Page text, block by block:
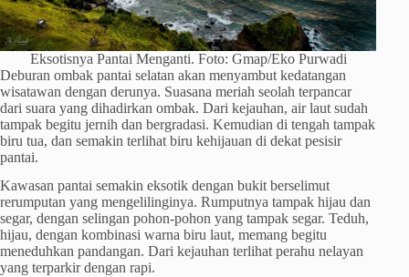
Eksotisnya Pantai Menganti. Foto: Gmap/Eko Purwadi
Deburan ombak pantai selatan akan menyambut kedatangan
wisatawan dengan derunya. Suasana meriah seolah terpancar
dari suara yang dihadirkan ombak. Dari kejauhan, air laut sudah
tampak begitu jernih dan bergradasi. Kemudian di tengah tampak
biru tua, dan semakin terlihat biru kehijauan di dekat pesisir
pantai.
Kawasan pantai semakin eksotik dengan bukit berselimut
rerumputan yang mengelilinginya. Rumputnya tampak hijau dan
segar, dengan selingan pohon-pohon yang tampak segar. Teduh,
hijau, dengan kombinasi warna biru laut, memang begitu
meneduhkan pandangan. Dari kejauhan terlihat perahu nelayan
yang terparkir dengan rapi.